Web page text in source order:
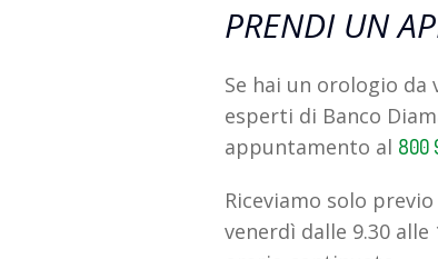
PRENDI UN
Se hai un orologio
esperti di Banco
appuntamento al 800
Riceviamo solo
venerdì dalle 9.30 alle